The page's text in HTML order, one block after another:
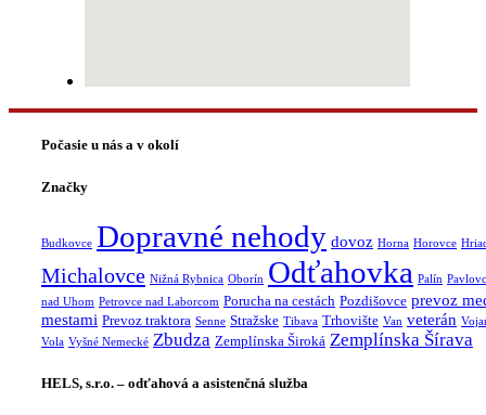
Počasie u nás a v okolí
Značky
Budkovce Dopravné nehody dovoz Horna Horovce
Michalovce Nižná Rybnica Oborín Odťahovka Palín
nad Uhom Petrovce nad Laborcom Porucha na cestách Pozdišovce prevoz
mestami Prevoz traktora Senne Stražske Tibava Trhovište Van veterán
Vola Vyšné Nemecké Zbudza Zemplínska Široká Zemplínska Šírava
HELS, s.r.o. – odťahová a asistenčná služba